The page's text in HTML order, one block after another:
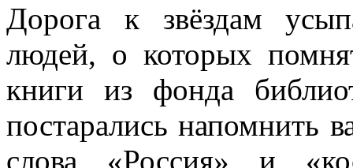
Дорога к звёздам
людей, о которых
книги из фонда
постарались напомнить
слова «Россия» и